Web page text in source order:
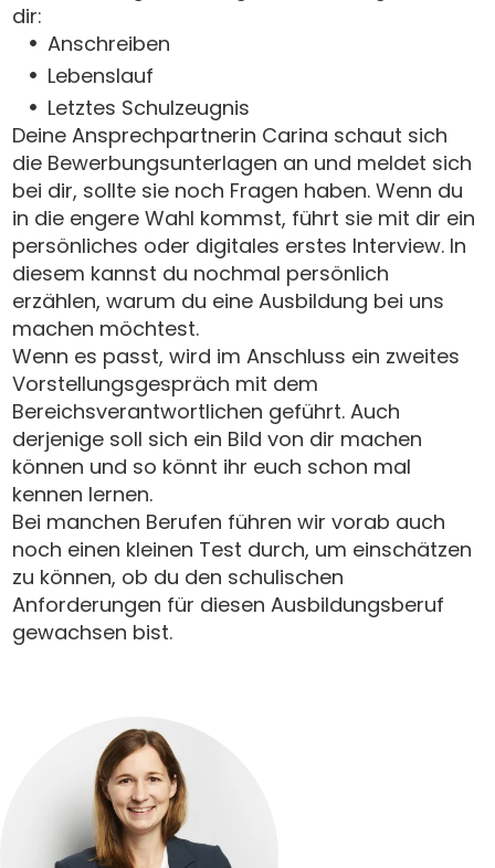
dir:
Anschreiben
Lebenslauf
Letztes Schulzeugnis
Deine Ansprechpartnerin Carina schaut sich
die Bewerbungsunterlagen an und meldet sich
bei dir, sollte sie noch Fragen haben. Wenn du
in die engere Wahl kommst, führt sie mit dir ein
persönliches oder digitales erstes Interview. In
diesem kannst du nochmal persönlich
erzählen, warum du eine Ausbildung bei uns
machen möchtest.
Wenn es passt, wird im Anschluss ein zweites
Vorstellungsgespräch mit dem
Bereichsverantwortlichen geführt. Auch
derjenige soll sich ein Bild von dir machen
können und so könnt ihr euch schon mal
kennen lernen.
Bei manchen Berufen führen wir vorab auch
noch einen kleinen Test durch, um einschätzen
zu können, ob du den schulischen
Anforderungen für diesen Ausbildungsberuf
gewachsen bist.